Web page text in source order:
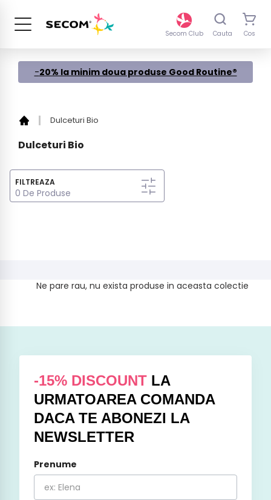
continut
Secom Club Cauta Cos
-20% la minim doua produse Good Routine®
Dulceturi Bio
Dulceturi Bio
FILTREAZA
0 De Produse
Ne pare rau, nu exista produse in aceasta colectie
-15% DISCOUNT LA
URMATOAREA COMANDA
DACA TE ABONEZI LA
NEWSLETTER
Prenume